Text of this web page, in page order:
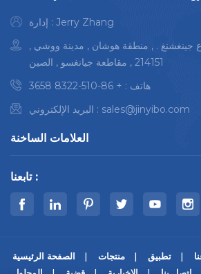
إدارة : Jerry Zhang
لا . 35 شارع جينغشنغ . , منطقة هوشان , مدينة ووشي ,
214151 , مقاطعة جيانغسو , الصين
هاتف : + 86-510-8322 3658
البريد الإلكتروني : sales@jinyibo.com
العلامات الساخنة
تابعنا :
الصفحة الرئيسية منتجات تطبيق